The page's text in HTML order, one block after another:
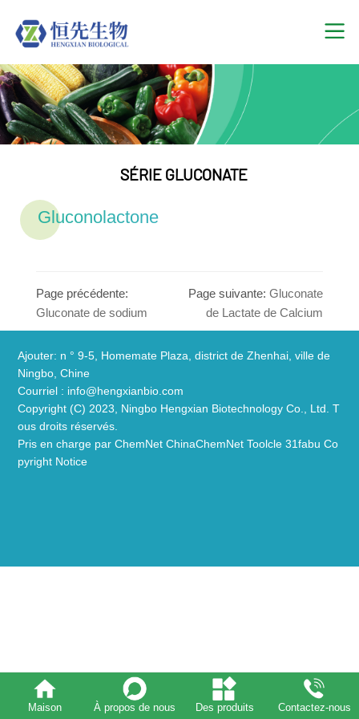
SÉRIE GLUCONATE
Gluconolactone
Page précédente:
Gluconate de sodium
Page suivante:Gluconate
de Lactate de Calcium
Ajouter: n ° 9-5, Homemate Plaza, district de Zhenhai, ville de
Ningbo, Chine
Courriel : info@hengxianbio.com
Copyright (C) 2023, Ningbo Hengxian Biotechnology Co., Ltd. T
ous droits réservés.
Pris en charge par ChemNet ChinaChemNet Toolcle 31fabu Co
pyright Notice
Maison À propos de nous Des produits Contactez-nous